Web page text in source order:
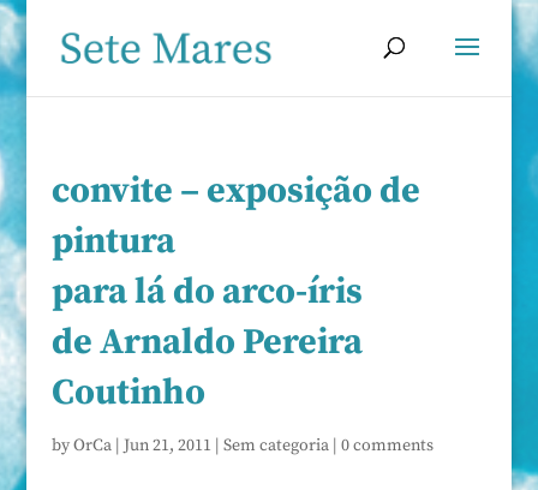
convite – exposição de
pintura
para lá do arco-íris
de Arnaldo Pereira
Coutinho
byOrCa| Jun 21, 2011 | Sem categoria| 0 comments